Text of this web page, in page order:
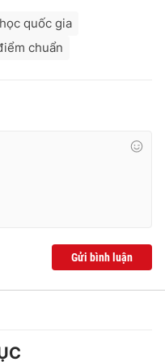
quốc gia
chuẩn
Gửi bình luận